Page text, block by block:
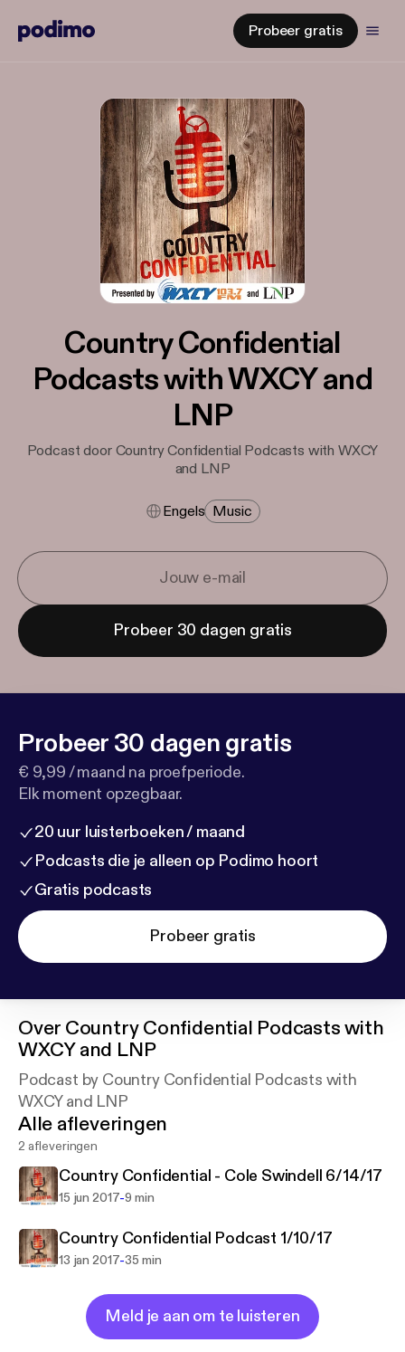
Probeer gratis
Country Confidential
Podcasts with WXCY and
LNP
Podcast door Country Confidential Podcasts with WXCY
and LNP
Engels Music
Probeer 30 dagen gratis
Probeer 30 dagen gratis
€ 9,99 / maand na proefperiode.
Elk moment opzegbaar.
20 uur luisterboeken / maand
Podcasts die je alleen op Podimo hoort
Gratis podcasts
Probeer gratis
Over Country Confidential Podcasts with
WXCY and LNP
Podcast by Country Confidential Podcasts with
WXCY and LNP
Alle afleveringen
2 afleveringen
Country Confidential - Cole Swindell 6/14/17
15 jun 2017-9 min
Country Confidential Podcast 1/10/17
13 jan 2017-35 min
Meld je aan om te luisteren